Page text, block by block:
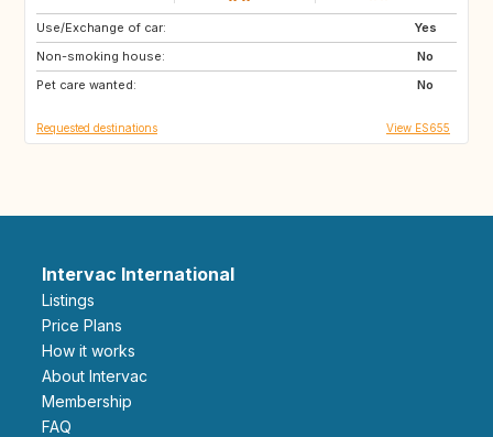
Use/Exchange of car:
Yes
Non-smoking house:
No
Pet care wanted:
No
IT
SI
AR
Requested destinations View ES655
Intervac International
Listings
Price Plans
How it works
About Intervac
Membership
FAQ